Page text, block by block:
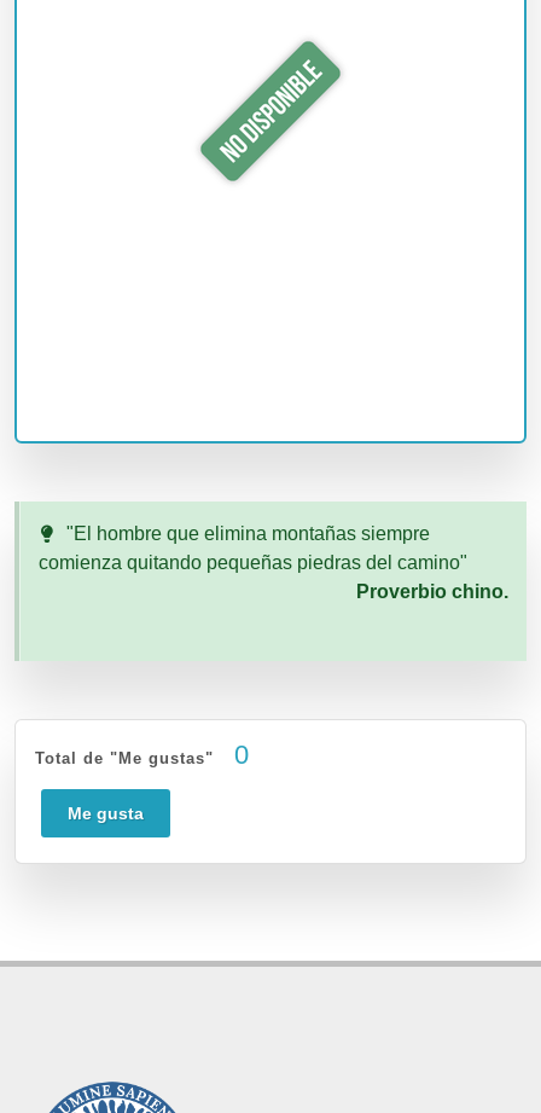
"El hombre que elimina montañas siempre
comienza quitando pequeñas piedras del camino"
Proverbio chino.
Total de "Me gustas" 0
Me gusta